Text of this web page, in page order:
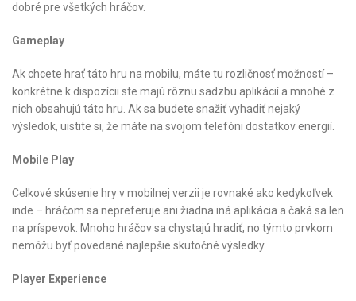
dobré pre všetkých hráčov.
Gameplay
Ak chcete hrať táto hru na mobilu, máte tu rozličnosť možností –
konkrétne k dispozícii ste majú rôznu sadzbu aplikácií a mnohé z
nich obsahujú táto hru. Ak sa budete snažiť vyhadiť nejaký
výsledok, uistite si, že máte na svojom telefóni dostatkov energií.
Mobile Play
Celkové skúsenie hry v mobilnej verzii je rovnaké ako kedykoľvek
inde – hráčom sa nepreferuje ani žiadna iná aplikácia a čaká sa len
na príspevok. Mnoho hráčov sa chystajú hradiť, no týmto prvkom
nemôžu byť povedané najlepšie skutočné výsledky.
Player Experience